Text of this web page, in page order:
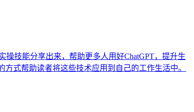
技能分享出来，帮助更多人用好ChatGPT，提升生
式帮助读者将这些技术应用到自己的工作生活中。